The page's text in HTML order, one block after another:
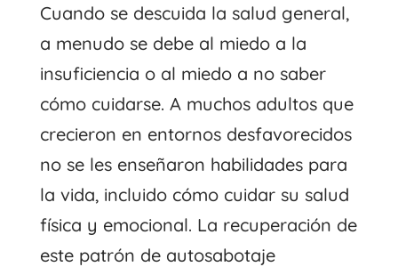
Cuando se descuida la salud general,
a menudo se debe al miedo a la
insuficiencia o al miedo a no saber
cómo cuidarse. A muchos adultos que
crecieron en entornos desfavorecidos
no se les enseñaron habilidades para
la vida, incluido cómo cuidar su salud
física y emocional. La recuperación de
este patrón de autosabotaje